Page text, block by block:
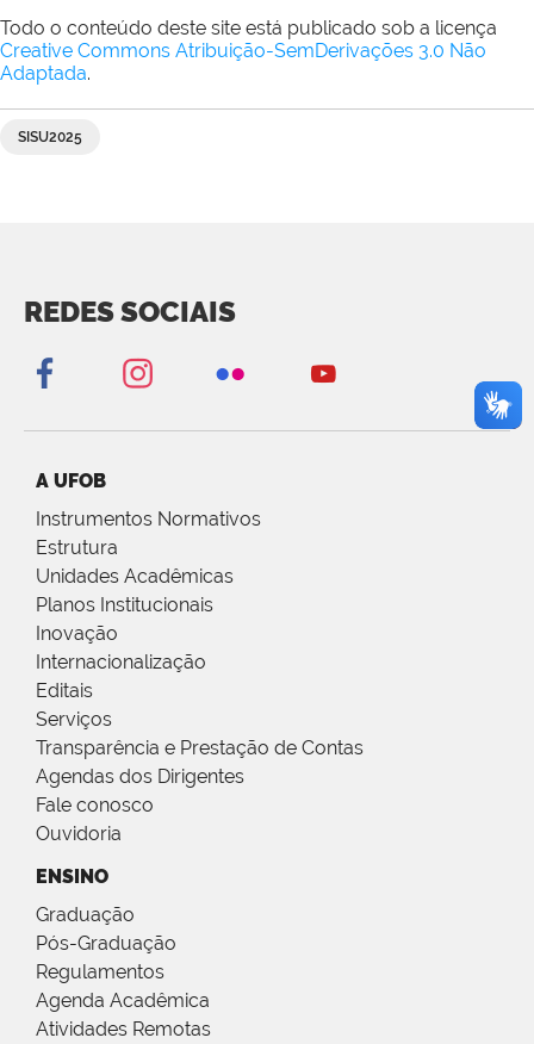
Todo o conteúdo deste site está publicado sob a licença
Creative Commons Atribuição-SemDerivações 3.0 Não
Adaptada.
SISU2025
REDES SOCIAIS
A UFOB
Instrumentos Normativos
Estrutura
Unidades Acadêmicas
Planos Institucionais
Inovação
Internacionalização
Editais
Serviços
Transparência e Prestação de Contas
Agendas dos Dirigentes
Fale conosco
Ouvidoria
ENSINO
Graduação
Pós-Graduação
Regulamentos
Agenda Acadêmica
Atividades Remotas